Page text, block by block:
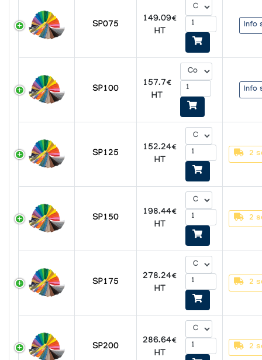
SP075
149.09€
HT
Info
SP100
157.7€
HT
Info
SP125
152.24€
HT
2
SP150
198.44€
HT
2
SP175
278.24€
HT
2
SP200
286.64€
HT
2